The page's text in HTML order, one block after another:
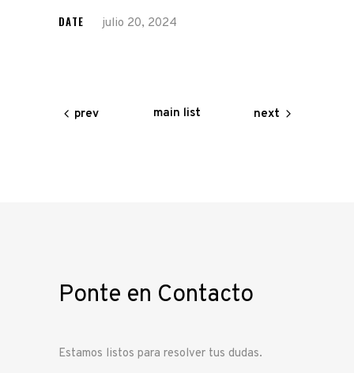
DATE julio 20, 2024
prev main list next
Ponte en Contacto
Estamos listos para resolver tus dudas.